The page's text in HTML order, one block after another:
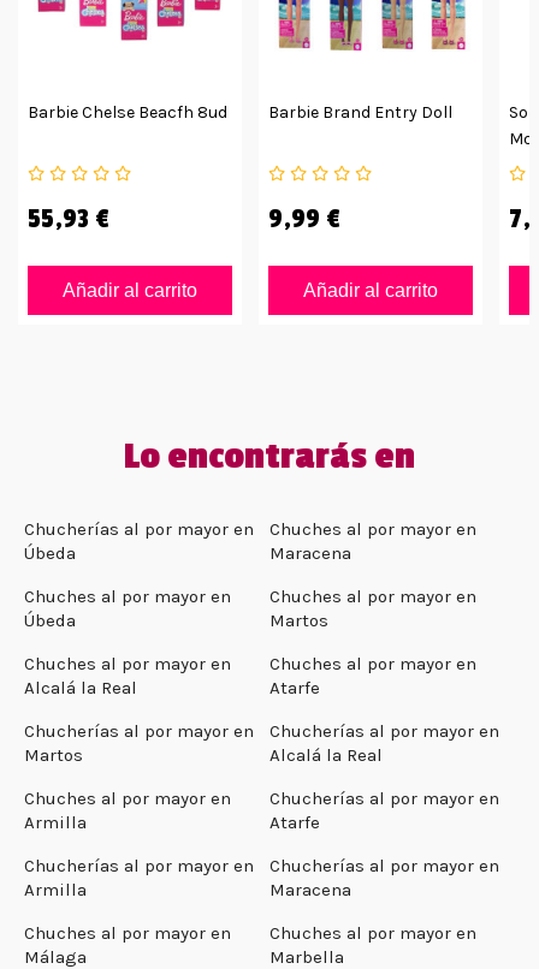
Barbie Chelse Beacfh 8ud
55,93 €
Añadir al carrito
Barbie Brand Entry Doll
9,99 €
Añadir al carrito
Lo encontrarás en
Chucherías al por mayor en
Úbeda
Chuches al por mayor en
Maracena
Chuches al por mayor en
Úbeda
Chuches al por mayor en
Martos
Chuches al por mayor en
Alcalá la Real
Chuches al por mayor en
Atarfe
Chucherías al por mayor en
Martos
Chucherías al por mayor en
Alcalá la Real
Chuches al por mayor en
Armilla
Chucherías al por mayor en
Atarfe
Chucherías al por mayor en
Armilla
Chucherías al por mayor en
Maracena
Chuches al por mayor en
Málaga
Chuches al por mayor en
Marbella